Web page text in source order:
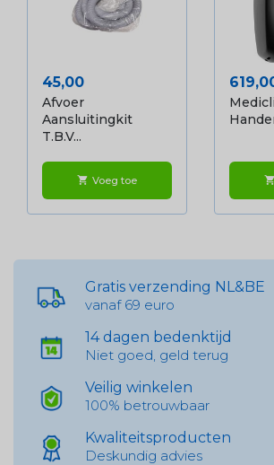
Prijs
45,00
Afvoer
Aansluitingkit
T.b.v...
shopping_cart Voeg toe
Prijs
shopping_cart
Gratis verzending NL&BE
vanaf 69 euro
14 dagen bedenktijd
Niet goed, geld terug
Veilig winkelen
100% betrouwbaar
Kwaliteitsproducten
Deskundig advies